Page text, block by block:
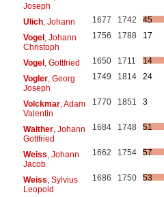
Joseph
Ulich, Johann 1677 1742
45
Vogel, Johann
Christoph
1756 1788 17
Vogel, Gottfried 1650 1711
14
Vogler, Georg
Joseph
1749 1814 24
Volckmar, Adam
Valentin
1770 1851 3
Walther, Johann
Gottfried
1684 1748 51
Weiss , Johann
Jacob
1662 1754 57
Weiss , Sylvius
Leopold
1686 1750 53